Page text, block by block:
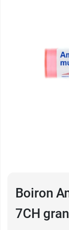
Boiron
7CH